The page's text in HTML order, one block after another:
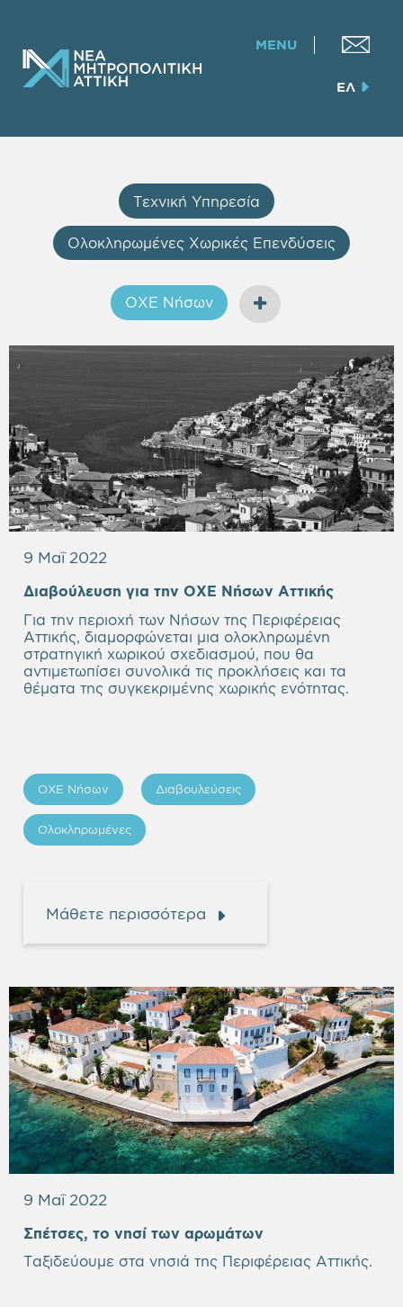
MENU
ΕΛ
Τεχνική Υπηρεσία
Ολοκληρωμένες Χωρικές Επενδύσεις
ΟΧΕ Νήσων
9 Μαΐ 2022
Διαβούλευση για την ΟΧΕ Νήσων Αττικής
Για την περιοχή των Νήσων της Περιφέρειας
Αττικής, διαμορφώνεται μια ολοκληρωμένη
στρατηγική χωρικού σχεδιασμού, που θα
αντιμετωπίσει συνολικά τις προκλήσεις και τα
θέματα της συγκεκριμένης χωρικής ενότητας.
ΟΧΕ Νήσων Διαβουλεύσεις
Ολοκληρωμένες
Μάθετε περισσότερα
9 Μαΐ 2022
Σπέτσες, το νησί των αρωμάτων
Ταξιδεύουμε στα νησιά της Περιφέρειας Αττικής.